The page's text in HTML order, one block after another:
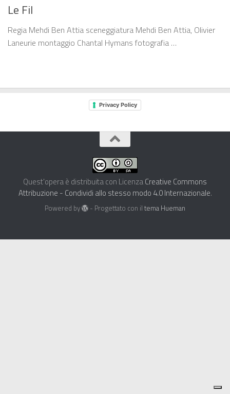
Le Fil
Regia Mehdi Ben Attia sceneggiatura Mehdi Ben Attia, Olivier
Laneurie montaggio Chantal Hymans fotografia …
Privacy Policy
Quest'opera è distribuita con LicenzaCreative Commons
Attribuzione - Condividi allo stesso modo 4.0 Internazionale.
Powered by - Progettato con iltema Hueman